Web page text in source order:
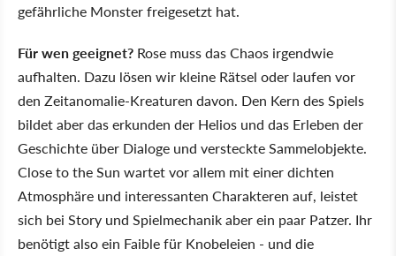
gefährliche Monster freigesetzt hat.
Für wen geeignet? Rose muss das Chaos irgendwie
aufhalten. Dazu lösen wir kleine Rätsel oder laufen vor
den Zeitanomalie-Kreaturen davon. Den Kern des Spiels
bildet aber das erkunden der Helios und das Erleben der
Geschichte über Dialoge und versteckte Sammelobjekte.
Close to the Sun wartet vor allem mit einer dichten
Atmosphäre und interessanten Charakteren auf, leistet
sich bei Story und Spielmechanik aber ein paar Patzer. Ihr
benötigt also ein Faible für Knobeleien - und die